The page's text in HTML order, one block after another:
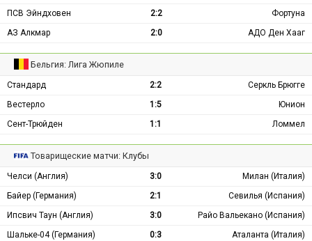
ПСВ Эйндховен 2:2
Фортуна
АЗ Алкмар
2:0 АДО Ден Хааг
Бельгия: Лига Жюпиле
Стандард 2:2
Серкль Брюгге
Вестерло
1:5
Юнион
Сент-Трюйден
1:1 Ломмел
Товарищеские матчи: Клубы
Челси (Англия) 3:0
Милан (Италия)
Байер (Германия)
2:1
Севилья (Испания)
Ипсвич Таун (Англия)
3:0
Райо Вальекано (Испания)
Шальке-04 (Германия)
0:3
Аталанта (Италия)